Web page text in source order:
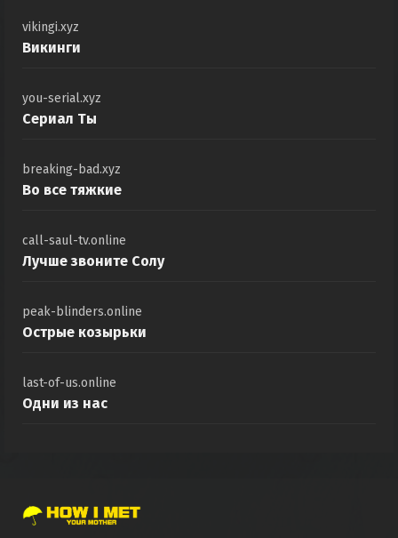
vikingi.xyz
Викинги
you-serial.xyz
Сериал Ты
breaking-bad.xyz
Во все тяжкие
call-saul-tv.online
Лучше звоните Солу
peak-blinders.online
Острые козырьки
last-of-us.online
Одни из нас